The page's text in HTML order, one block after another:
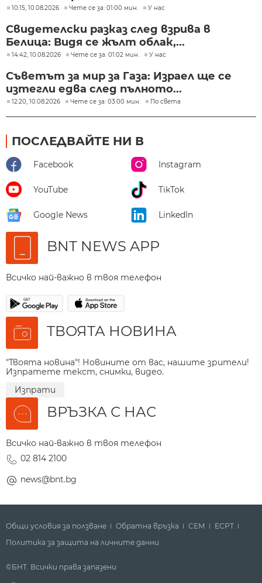
10:15, 10.08.2026 Чете се за: 01:00 мин. У нас
Свидетелски разказ след взрива в
Белица: Видя се жълт облак,...
14:42, 10.08.2026 Чете се за: 01:02 мин. У нас
Съветът за мир за Газа: Израел ще се
изтегли едва след пълното...
12:20, 10.08.2026 Чете се за: 03:00 мин. По света
ПОСЛЕДВАЙТЕ НИ В
Facebook Instagram
YouTube TikTok
Google News LinkedIn
BNT NEWS APP
Всичко най-важно в твоя телефон
ТВОЯТА НОВИНА
"Твоята новина"! Новините от вас, нашите зрители!
Изпратете текст, снимки, видео.
Изпрати
ВРЪЗКА С НАС
Всичко най-важно в твоя телефон
02 814 2100
news@bnt.bg
Общи условия за ползване Обратна връзка СЕМ
ECPT
Политика за защита на личните данни
©БНТ. Всички права запазени